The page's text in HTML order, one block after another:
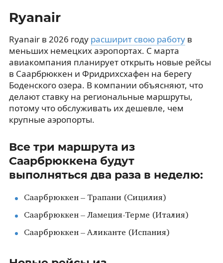
Ryanair
Ryanair в 2026 году расширит свою работув
меньших немецких аэропортах. С марта
авиакомпания планирует открыть новые рейсы
в Саарбрюккен и Фридрихсхафен на берегу
Боденского озера. В компании объясняют, что
делают ставку на региональные маршруты,
потому что обслуживать их дешевле, чем
крупные аэропорты.
Все три маршрута из
Саарбрюккена будут
выполняться два раза в неделю:
Саарбрюккен – Трапани (Сицилия)
Саарбрюккен – Ламеция-Терме (Италия)
Саарбрюккен – Аликанте (Испания)